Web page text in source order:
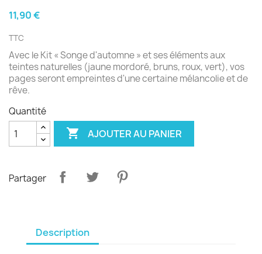
11,90 €
TTC
Avec le Kit « Songe d'automne » et ses éléments aux
teintes naturelles (jaune mordoré, bruns, roux, vert), vos
pages seront empreintes d'une certaine mélancolie et de
rêve.
Quantité
 AJOUTER AU PANIER
Partager
Description